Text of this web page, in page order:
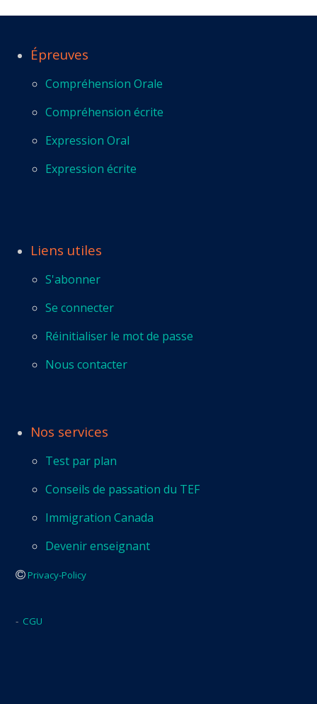
Épreuves
Compréhension Orale
Compréhension écrite
Expression Oral
Expression écrite
Liens utiles
S'abonner
Se connecter
Réinitialiser le mot de passe
Nous contacter
Nos services
Test par plan
Conseils de passation du TEF
Immigration Canada
Devenir enseignant
Privacy-Policy
- CGU